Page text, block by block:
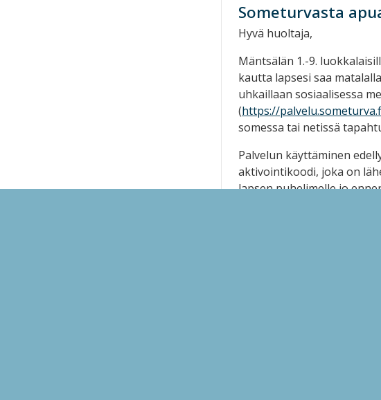
Someturvasta
Hyvä huoltaja,
Mäntsälän 1.-9.
kautta lapsesi saa
uhkaillaan sosiaalisessa
(https://
somessa tai netissä
Palvelun käyttäminen
aktivointikoodi, joka on
lapsen puhelimelle jo